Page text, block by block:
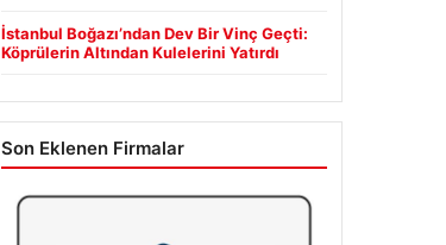
İstanbul Boğazı’ndan Dev Bir Vinç Geçti:
Köprülerin Altından Kulelerini Yatırdı
Son Eklenen Firmalar